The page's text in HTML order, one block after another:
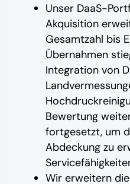
Unser DaaS-
Akquisition
Gesamtzahl bis
Übernahmen
Integration von
Bewertung
fortgesetzt, um
Abdeckung zu
Wir erweitern